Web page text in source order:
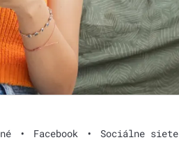
• Facebook • Sociálne siete